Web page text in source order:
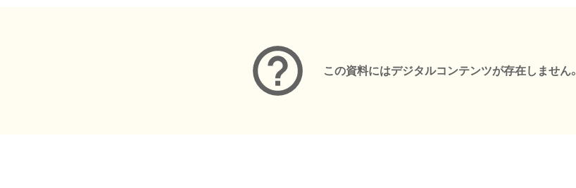
この資料にはデジタルコンテンツが存在しません。